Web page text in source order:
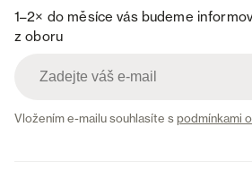
1–2× do měsíce vás budeme
z oboru
Vložením e-mailu souhlasíte spodmínkami